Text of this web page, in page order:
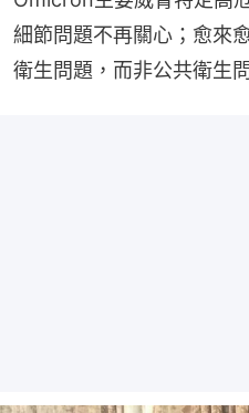
細節問題不再關心；愈來
衛生問題，而非公共衛生